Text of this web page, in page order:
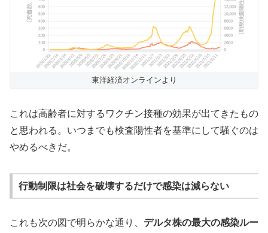
東洋経済オンラインより
これは高齢者に対するワクチン接種の効果が出てきたもの
と思われる。いつまでも検査陽性者を基準にして騒ぐのは
やめるべきだ。
行動制限は社会を破壊するだけで感染は減らない
これも次の図で明らかな通り、 デルタ株の最大の感染ルー